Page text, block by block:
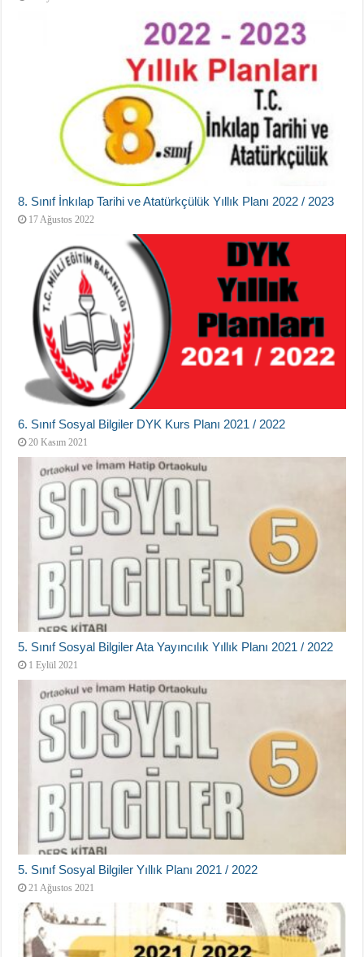
8. Sınıf İnkılap Tarihi ve Atatürkçülük Yıllık Planı 2022 / 2023
17 Ağustos 2022
6. Sınıf Sosyal Bilgiler DYK Kurs Planı 2021 / 2022
20 Kasım 2021
5. Sınıf Sosyal Bilgiler Ata Yayıncılık Yıllık Planı 2021 / 2022
1 Eylül 2021
5. Sınıf Sosyal Bilgiler Yıllık Planı 2021 / 2022
21 Ağustos 2021